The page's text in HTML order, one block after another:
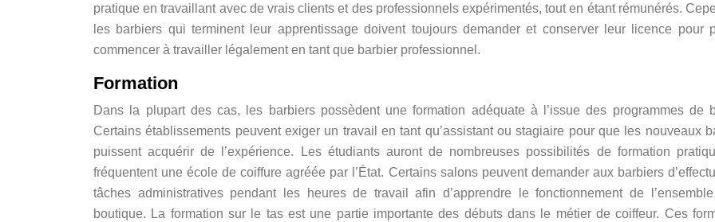
pratique en travaillant avec de vrais clients et des professionnels expérimentés, tout en étant rémunérés.
les barbiers qui terminent leur apprentissage doivent toujours demander et conserver leur licence pour
commencer à travailler légalement en tant que barbier professionnel.
Formation
Dans la plupart des cas, les barbiers possèdent une formation adéquate à l’issue des programmes de
Certains établissements peuvent exiger un travail en tant qu’assistant ou stagiaire pour que les nouveaux
puissent acquérir de l’expérience. Les étudiants auront de nombreuses possibilités de formation
fréquentent une école de coiffure agréée par l’État. Certains salons peuvent demander aux barbiers
tâches administratives pendant les heures de travail afin d’apprendre le fonctionnement de
boutique. La formation sur le tas est une partie importante des débuts dans le métier de coiffeur. Ces